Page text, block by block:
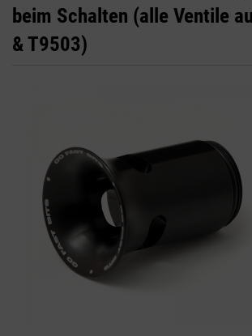
beim Schalten (alle Ventile
& T9503)